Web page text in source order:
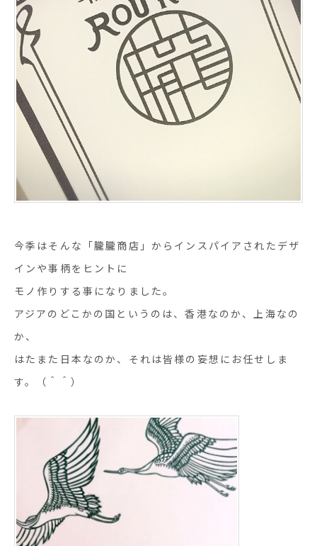
今季はそんな「朧朧商店」からインスパイアされたデザ
インや事柄をヒントに
モノ作りする事になりました。
アジアのどこかの国というのは、香港なのか、上海なの
か、
はたまた日本なのか、それは皆様の妄想にお任せしま
す。（＾＾）